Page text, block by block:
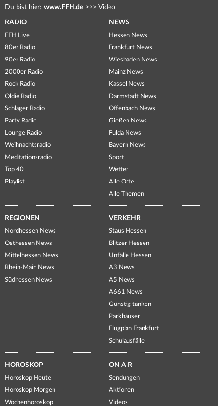
Du bist hier: www.FFH.de >>> Video
RADIO
FFH Live
80er Radio
90er Radio
2000er Radio
Rock Radio
Oldie Radio
Schlager Radio
Party Radio
Lounge Radio
Weihnachtsradio
Meditationsradio
Top 40
Playlist
NEWS
Hessen News
Frankfurt News
Wiesbaden News
Mainz News
Kassel News
Darmstadt News
Offenbach News
Gießen News
Fulda News
Bayern News
Sport
Wetter
Alle Orte
Alle Themen
REGIONEN
Nordhessen News
Osthessen News
Mittelhessen News
Rhein-Main News
Südhessen News
VERKEHR
Staus Hessen
Blitzer Hessen
Unfälle Hessen
A3 News
A5 News
A661 News
Günstig tanken
Parkhäuser
Flugplan Frankfurt
Schulausfälle
HOROSKOP
Horoskop Heute
Horoskop Morgen
Wochenhoroskop
ON AIR
Sendungen
Aktionen
Videos